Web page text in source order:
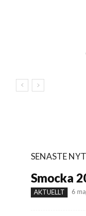
SENASTE
Smocka
AKTUELLT 6